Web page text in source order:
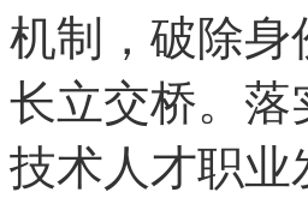
机制，破除身
长立交桥。落
技术人才职业